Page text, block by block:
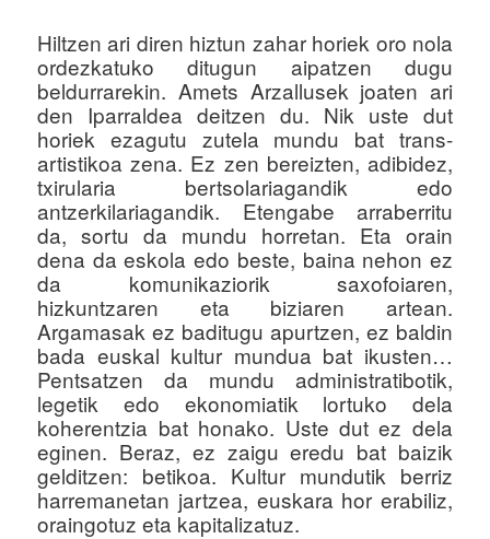
Hiltzen ari diren hiztun zahar horiek oro nola
ordezkatuko ditugun aipatzen dugu
beldurrarekin. Amets Arzallusek joaten ari
den Iparraldea deitzen du. Nik uste dut
horiek ezagutu zutela mundu bat trans-
artistikoa zena. Ez zen bereizten, adibidez,
txirularia bertsolariagandik edo
antzerkilariagandik. Etengabe arraberritu
da, sortu da mundu horretan. Eta orain
dena da eskola edo beste, baina nehon ez
da komunikaziorik saxofoiaren,
hizkuntzaren eta biziaren artean.
Argamasak ez baditugu apurtzen, ez baldin
bada euskal kultur mundua bat ikusten…
Pentsatzen da mundu administratibotik,
legetik edo ekonomiatik lortuko dela
koherentzia bat honako. Uste dut ez dela
eginen. Beraz, ez zaigu eredu bat baizik
gelditzen: betikoa. Kultur mundutik berriz
harremanetan jartzea, euskara hor erabiliz,
oraingotuz eta kapitalizatuz.